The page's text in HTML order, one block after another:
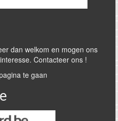
dan welkom en mogen ons
Contacteer ons !
te gaan